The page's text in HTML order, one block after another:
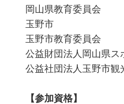
岡山県教育委員会
玉野市
玉野市教育委員会
公益財団法人岡山県ス
公益社団法人玉野市観
【参加資格】